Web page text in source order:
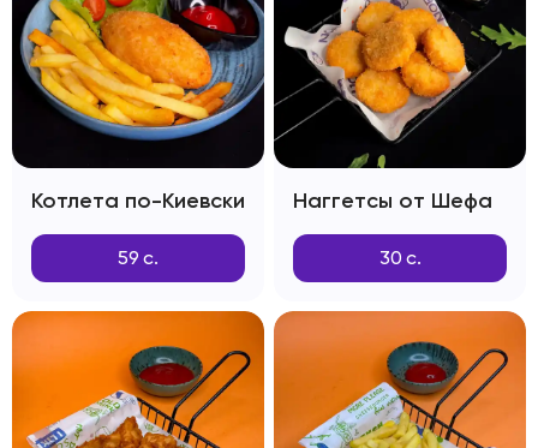
Котлета по-Киевски
59 с.
Наггетсы от Шефа
30 с.